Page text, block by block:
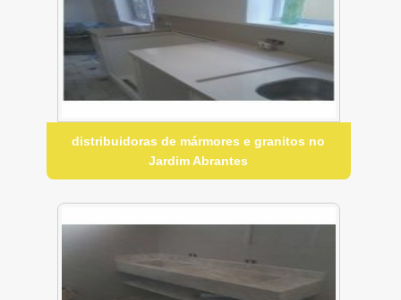
distribuidoras de mármores e granitos no
Jardim Abrantes